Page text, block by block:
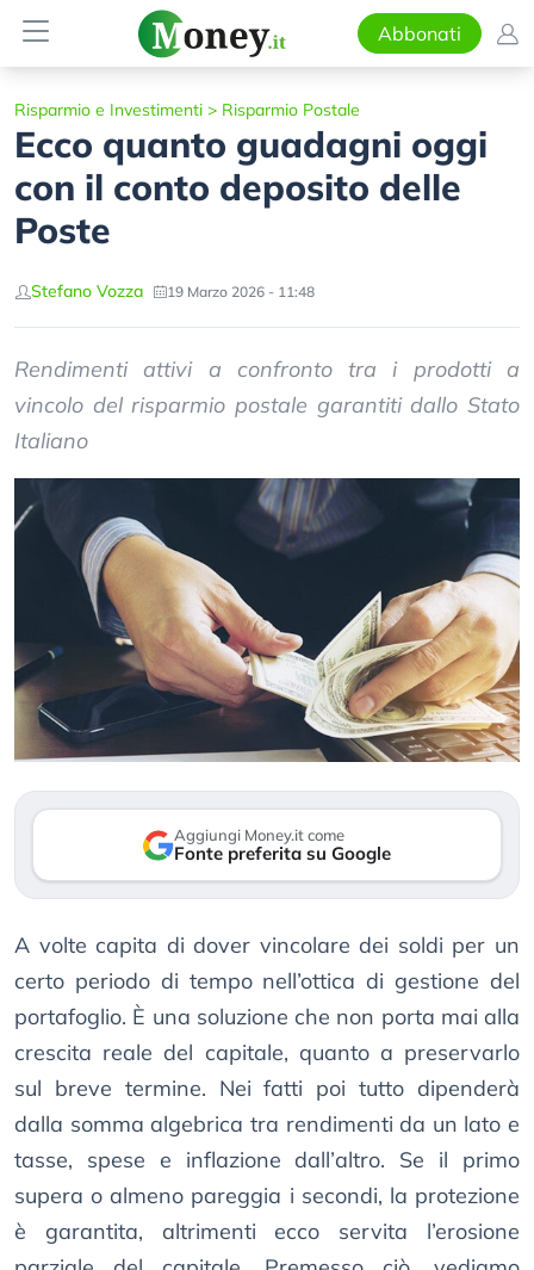
Abbonati
Risparmio e Investimenti > Risparmio Postale
Ecco quanto guadagni oggi
con il conto deposito delle
Poste
Stefano Vozza 19 Marzo 2026 - 11:48
Rendimenti attivi a confronto tra i prodotti a
vincolo del risparmio postale garantiti dallo Stato
Italiano
Aggiungi Money.it come
Fonte preferita su Google
A volte capita di dover vincolare dei soldi per un
certo periodo di tempo nell’ottica di gestione del
portafoglio. È una soluzione che non porta mai alla
crescita reale del capitale, quanto a preservarlo
sul breve termine. Nei fatti poi tutto dipenderà
dalla somma algebrica tra rendimenti da un lato e
tasse, spese e inflazione dall’altro. Se il primo
supera o almeno pareggia i secondi, la protezione
è garantita, altrimenti ecco servita l’erosione